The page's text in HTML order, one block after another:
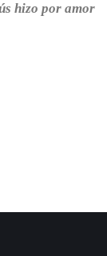
hizo por amor